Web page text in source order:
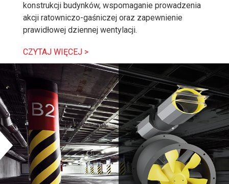
konstrukcji budynków, wspomaganie prowadzenia
akcji ratowniczo-gaśniczej oraz zapewnienie
prawidłowej dziennej wentylacji.
CZYTAJ WIĘCEJ >